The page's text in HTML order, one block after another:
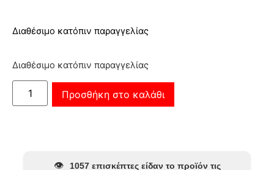
Διαθέσιμο κατόπιν παραγγελίας
Διαθέσιμο κατόπιν παραγγελίας
Προσθήκη στο καλάθι
👁️
1057 επισκέπτες είδαν το προϊόν τις